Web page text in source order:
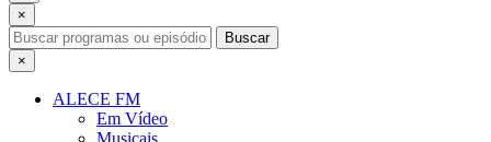
×
Buscar
×
ALECE FM
Em Vídeo
Musicais